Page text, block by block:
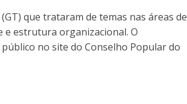
que trataram de temas nas áreas de
e estrutura organizacional. O
no site do Conselho Popular do